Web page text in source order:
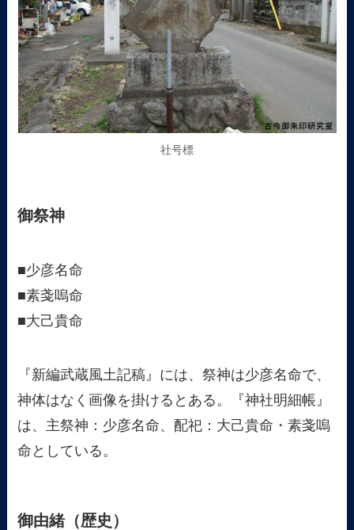
社号標
御祭神
■少彦名命
■素戔嗚命
■大己貴命
『新編武蔵風土記稿』には、祭神は少彦名命で、
神体はなく画像を掛けるとある。『神社明細帳』
は、主祭神：少彦名命、配祀：大己貴命・素戔嗚
命としている。
御由緒（歴史）